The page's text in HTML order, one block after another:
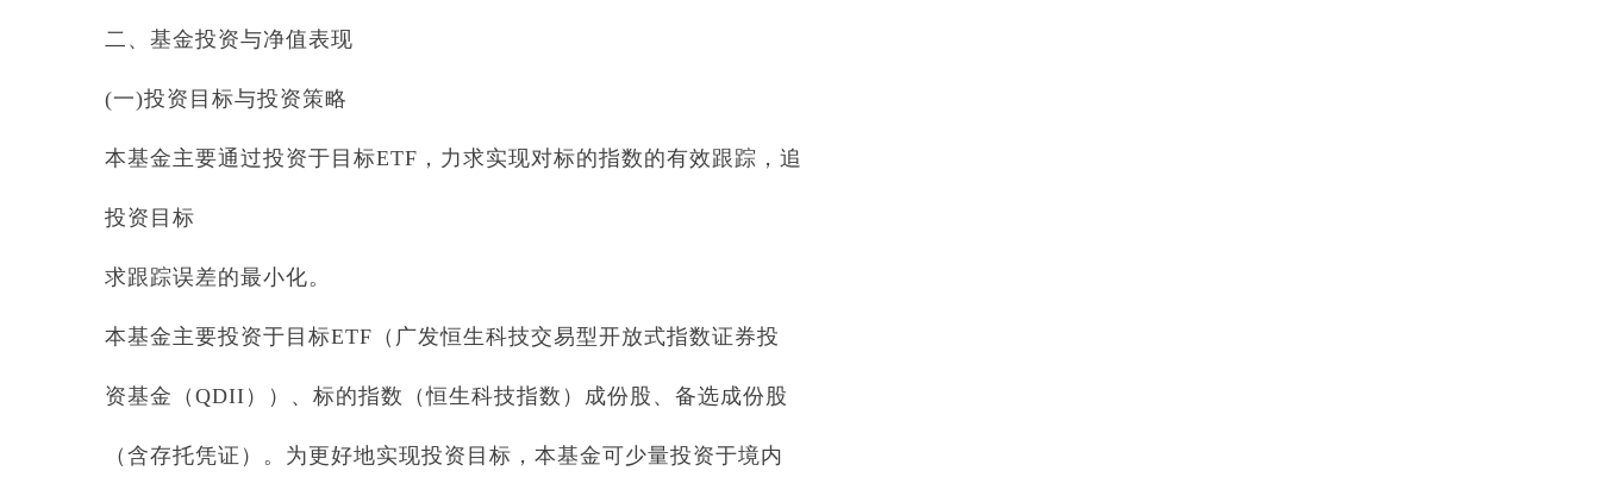
二、基金投资与净值表现
(一)投资目标与投资策略
本基金主要通过投资于目标ETF，力求实现对标的指数的有效跟踪，追
投资目标
求跟踪误差的最小化。
本基金主要投资于目标ETF（广发恒生科技交易型开放式指数证券投
资基金（QDII））、标的指数（恒生科技指数）成份股、备选成份股
（含存托凭证）。为更好地实现投资目标，本基金可少量投资于境内